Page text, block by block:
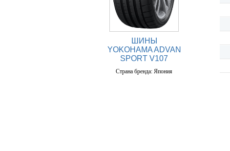
ШИНЫ
YOKOHAMA ADVAN
SPORT V107
Страна бренда: Япония